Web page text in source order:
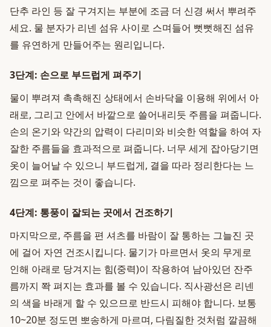
단추 라인 등 잘 구겨지는 부분에 조금 더 신경 써서 뿌려주
세요. 물 분자가 리넨 섬유 사이로 스며들어 뻣뻣해진 섬유
를 유연하게 만들어주는 원리입니다.
3단계: 손으로 부드럽게 펴주기
물이 뿌려져 촉촉해진 상태에서 손바닥을 이용해 위에서 아
래로, 그리고 안에서 바깥으로 쓸어내리듯 주름을 펴줍니다.
손의 온기와 약간의 압력이 다리미와 비슷한 역할을 하여 자
잘한 주름들을 효과적으로 펴줍니다. 너무 세게 잡아당기면
옷이 늘어날 수 있으니 부드럽게, 결을 따라 정리한다는 느
낌으로 펴주는 것이 좋습니다.
4단계: 통풍이 잘되는 곳에서 건조하기
마지막으로, 주름을 편 셔츠를 바람이 잘 통하는 그늘진 곳
에 걸어 자연 건조시킵니다. 물기가 마르면서 옷의 무게로
인해 아래로 당겨지는 힘(중력)이 작용하여 남아있던 잔주
름까지 쫙 펴지는 효과를 볼 수 있습니다. 직사광선은 리넨
의 색을 바래게 할 수 있으므로 반드시 피해야 합니다. 보통
10~20분 정도면 뽀송하게 마르며, 다림질한 것처럼 깔끔해